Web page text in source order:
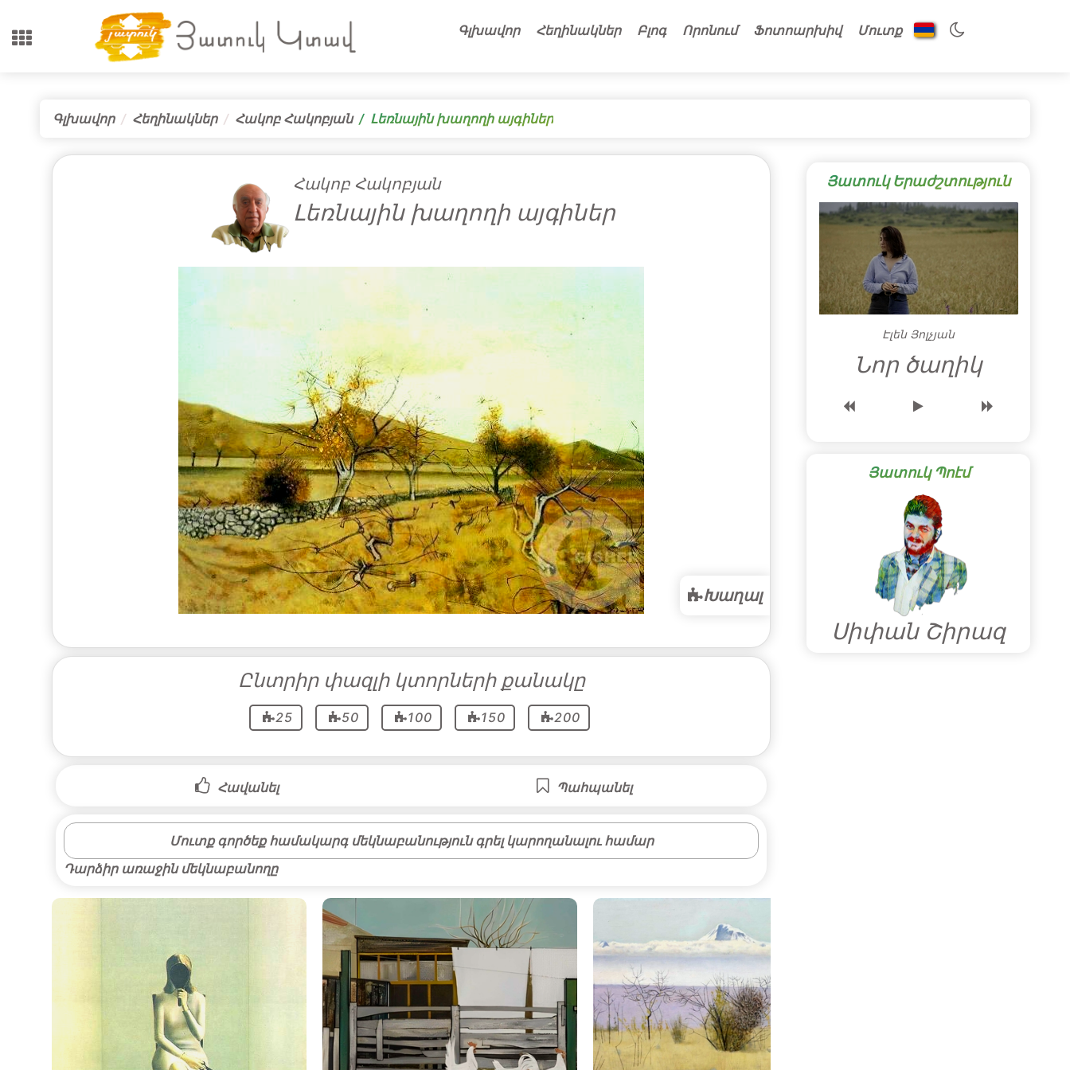
Գլխավոր Հեղինակներ Բլոգ Որոնում Ֆոտոարխիվ Մուտք
Գլխավոր Հեղինակներ Հակոբ Հակոբյան Լեռնային խաղողի այգիներ
Հակոբ Հակոբյան
Լեռնային խաղողի այգիներ
Խաղալ
Ընտրիր փազլի կտորների քանակը
25 50 100 150 200
Հավանել Պահպանել
Մուտք գործեք համակարգ մեկնաբանություն գրել կարողանալու համար
Դարձիր առաջին մեկնաբանողը
Յատուկ Երաժշտություն
Էլեն Յոլչյան
Նոր ծաղիկ
Յատուկ Պոէմ
Սիփան Շիրազ